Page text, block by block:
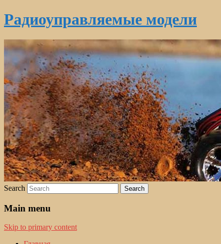
Радиоуправляемые модели
Search
Main menu
Skip to primary content